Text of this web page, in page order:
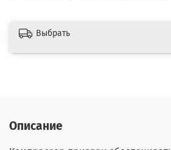
Выбрать
Описание